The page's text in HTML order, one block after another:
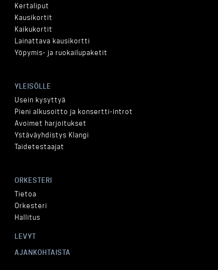
Kertaliput
Kausikortit
Kaikukortit
Lainattava kausikortti
Yöpymis- ja ruokailupaketit
YLEISÖLLE
Usein kysyttyä
Pieni alkusoitto ja konsertti-introt
Avoimet harjoitukset
Ystäväyhdistys Klangi
Taidetestaajat
ORKESTERI
Tietoa
Orkesteri
Hallitus
LEVYT
AJANKOHTAISTA